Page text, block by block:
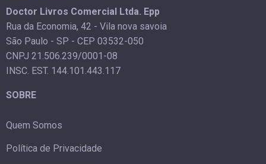
Doctor Livros Comercial Ltda. Epp
Rua da Economia, 42 - Vila nova savoia
São Paulo - SP - CEP 03532-050
CNPJ 21.506.239/0001-08
INSC. EST. 144.101.443.117
SOBRE
Quem Somos
Política de Privacidade